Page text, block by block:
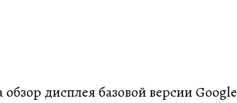
дисплея базовой версии Google